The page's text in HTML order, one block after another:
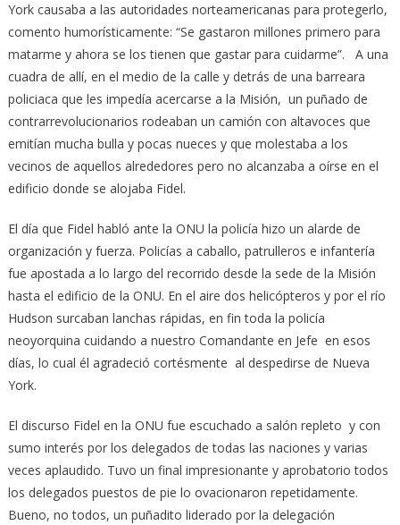
York causaba a las autoridades norteamericanas para protegerlo,
comento humorísticamente: “Se gastaron millones primero para
matarme y ahora se los tienen que gastar para cuidarme”. A una
cuadra de allí, en el medio de la calle y detrás de una barreara
policiaca que les impedía acercarse a la Misión, un puñado de
contrarrevolucionarios rodeaban un camión con altavoces que
emitían mucha bulla y pocas nueces y que molestaba a los
vecinos de aquellos alrededores pero no alcanzaba a oírse en el
edificio donde se alojaba Fidel.
El día que Fidel habló ante la ONU la policía hizo un alarde de
organización y fuerza. Policías a caballo, patrulleros e infantería
fue apostada a lo largo del recorrido desde la sede de la Misión
hasta el edificio de la ONU. En el aire dos helicópteros y por el río
Hudson surcaban lanchas rápidas, en fin toda la policía
neoyorquina cuidando a nuestro Comandante en Jefe en esos
días, lo cual él agradeció cortésmente al despedirse de Nueva
York.
El discurso Fidel en la ONU fue escuchado a salón repleto y con
sumo interés por los delegados de todas las naciones y varias
veces aplaudido. Tuvo un final impresionante y aprobatorio todos
los delegados puestos de pie lo ovacionaron repetidamente.
Bueno, no todos, un puñadito liderado por la delegación